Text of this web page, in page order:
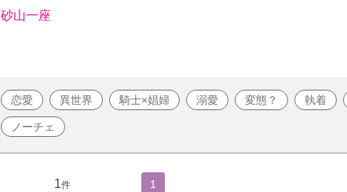
砂山一座
恋愛 異世界 騎士×娼婦 溺愛 変態？ 執着
ノーチェ
1件 1